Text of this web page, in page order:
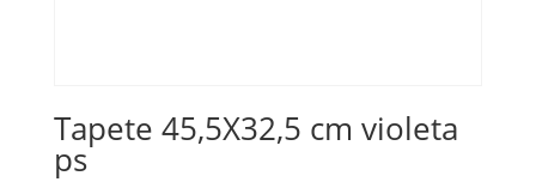
Tapete 45,5X32,5 cm violeta
ps